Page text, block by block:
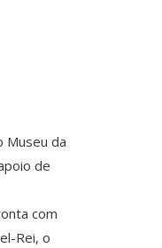
Museu da
de
com
Rei, o